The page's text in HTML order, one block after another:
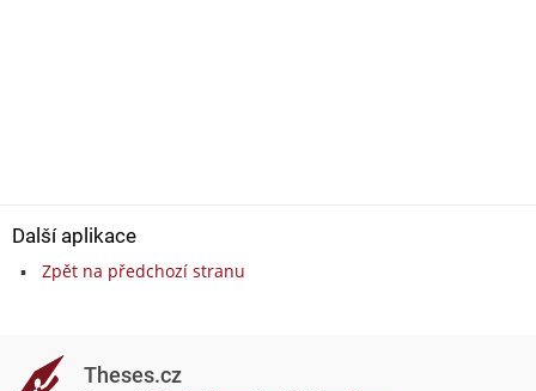
Další aplikace
Zpět na předchozí stranu
Theses.cz